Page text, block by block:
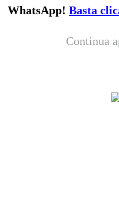
WhatsApp! Basta
Continua